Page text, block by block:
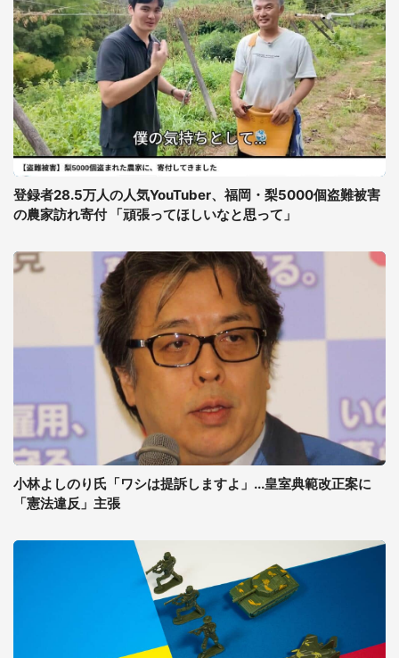
登録者28.5万人の人気YouTuber、福岡・梨5000個盗難被害
の農家訪れ寄付 「頑張ってほしいなと思って」
小林よしのり氏「ワシは提訴しますよ」...皇室典範改正案に
「憲法違反」主張